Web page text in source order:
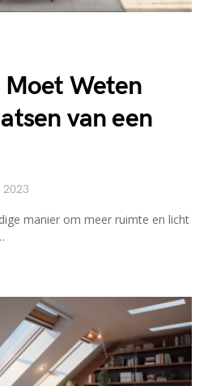
Weten
van een
2023
manier om meer ruimte en licht